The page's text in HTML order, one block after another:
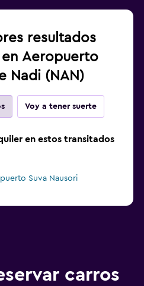
resultados
Aeropuerto
Nadi (NAN)
Voy a tener suerte
en estos transitados
Suva Nausori
carros